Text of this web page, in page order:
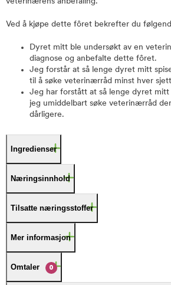
Ved å kjøpe dette fôret bekrefter du
Dyret mitt ble undersøkt av en
diagnose og anbefalte dette fôret.
Jeg forstår at så lenge dyret mitt
til å søke veterinærråd minst hver
Jeg har forstått at så lenge dyret
jeg umiddelbart søke veterinærråd
dårligere.
Ingredienser
Næringsinnhold
Tilsatte næringsstoffer
Mer informasjon
Omtaler 0